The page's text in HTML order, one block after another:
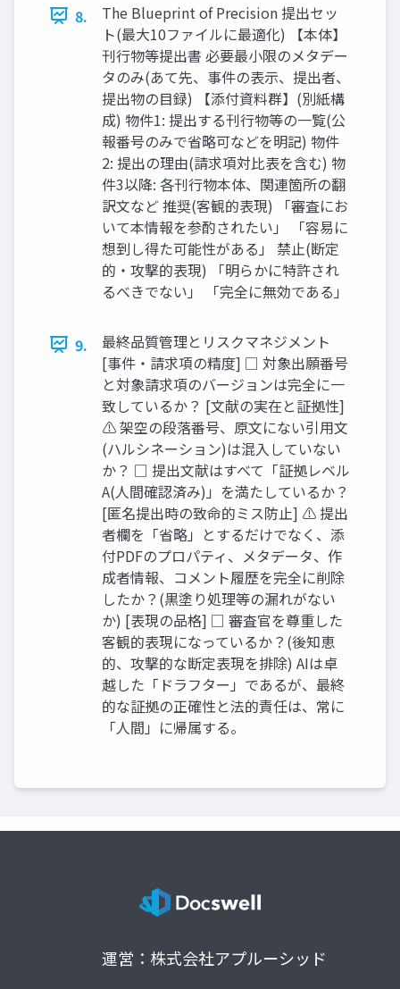
8.
The Blueprint of Precision 提出セッ
ト(最大10ファイルに最適化) 【本体】
刊行物等提出書 必要最小限のメタデー
タのみ(あて先、事件の表示、提出者、
提出物の目録) 【添付資料群】(別紙構
成) 物件1: 提出する刊行物等の一覧(公
報番号のみで省略可などを明記) 物件
2: 提出の理由(請求項対比表を含む) 物
件3以降: 各刊行物本体、関連箇所の翻
訳文など 推奨(客観的表現) 「審査にお
いて本情報を参酌されたい」 「容易に
想到し得た可能性がある」 禁止(断定
的・攻撃的表現) 「明らかに特許され
るべきでない」 「完全に無効である」
9.
最終品質管理とリスクマネジメント
[事件・請求項の精度] □ 対象出願番号
と対象請求項のバージョンは完全に一
致しているか？ [文献の実在と証拠性]
⚠ 架空の段落番号、原文にない引用文
(ハルシネーション)は混入していない
か？ □ 提出文献はすべて「証拠レベル
A(人間確認済み)」を満たしているか？
[匿名提出時の致命的ミス防止] ⚠ 提出
者欄を「省略」とするだけでなく、添
付PDFのプロパティ、メタデータ、作
成者情報、コメント履歴を完全に削除
したか？(黒塗り処理等の漏れがない
か) [表現の品格] □ 審査官を尊重した
客観的表現になっているか？(後知恵
的、攻撃的な断定表現を排除) AIは卓
越した「ドラフター」であるが、最終
的な証拠の正確性と法的責任は、常に
「人間」に帰属する。
運営：株式会社アプルーシッド